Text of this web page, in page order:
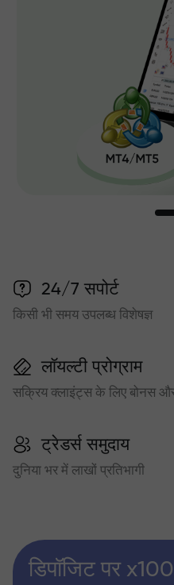
24/7 सपोर्ट
किसी भी समय उपलब्ध विशेषज्ञ
लॉयल्टी प्रोग्राम
सक्रिय क्लाइंट्स के लिए बोनस और
ट्रेडर्स समुदाय
दुनिया भर में लाखों प्रतिभागी
डिपॉजिट पर